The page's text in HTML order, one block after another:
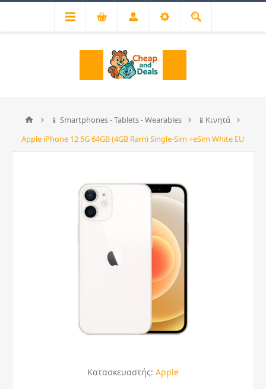
📱 Smartphones - Tablets - Wearables
📱Κινητά
Apple iPhone 12 5G 64GB (4GB Ram) Single-Sim +eSim White EU
Κατασκευαστής: Apple